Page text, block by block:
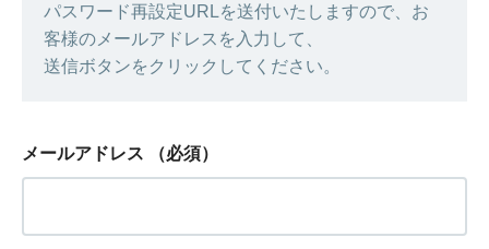
パスワード再設定URLを送付いたしますので、お
客様のメールアドレスを入力して、
送信ボタンをクリックしてください。
メールアドレス （必須）